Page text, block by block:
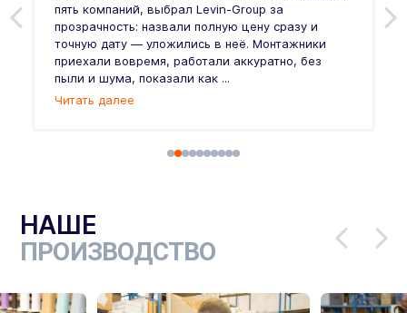
пять компаний, выбрал Levin-Group за
прозрачность: назвали полную цену сразу и
точную дату — уложились в неё. Монтажники
приехали вовремя, работали аккуратно, без
пыли и шума, показали как ...
Читать далее
НАШЕ
ПРОИЗВОДСТВО